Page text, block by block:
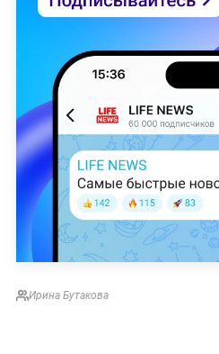
Ирина Бутакова